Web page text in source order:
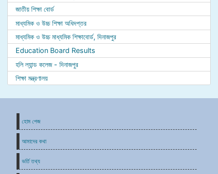
জাতীয় শিক্ষা বোর্ড
মাধ্যমিক ও উচ্চ শিক্ষা অধিদপ্তর
মাধ্যমিক ও উচ্চ মাধ্যমিক শিক্ষাবোর্ড, দিনাজপুর
Education Board Results
হলি ল্যান্ড কলেজ - দিনাজপুর
শিক্ষা মন্ত্রণালয়
হোম পেজ
আমাদের কথা
ভর্তি তথ্য